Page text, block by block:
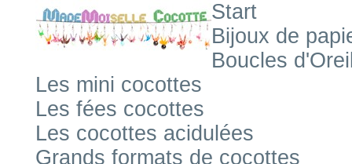
Start
Bijoux de
Boucles
Les mini cocottes
Les fées cocottes
Les cocottes acidulées
Grands formats de cocottes